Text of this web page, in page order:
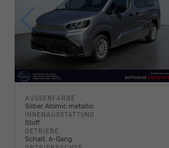
AUSSENFARBE
Silber Atomic metallic
INNENAUSSTATTUNG
Stoff
GETRIEBE
Schalt. 6-Gang